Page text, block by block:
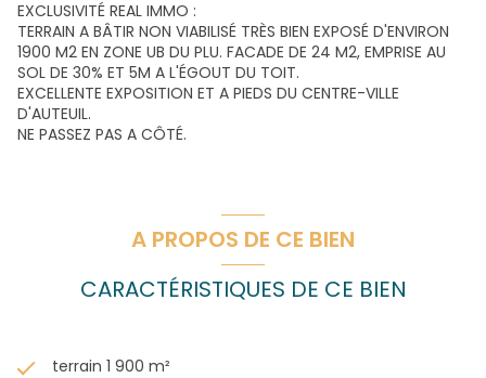
EXCLUSIVITÉ REAL IMMO :
TERRAIN A BÂTIR NON VIABILISÉ TRÈS BIEN EXPOSÉ D'ENVIRON
1900 M2 EN ZONE UB DU PLU. FACADE DE 24 M2, EMPRISE AU
SOL DE 30% ET 5M A L'ÉGOUT DU TOIT.
EXCELLENTE EXPOSITION ET A PIEDS DU CENTRE-VILLE
D'AUTEUIL.
NE PASSEZ PAS A CÔTÉ.
A PROPOS DE CE BIEN
CARACTÉRISTIQUES DE CE BIEN
terrain 1 900 m²